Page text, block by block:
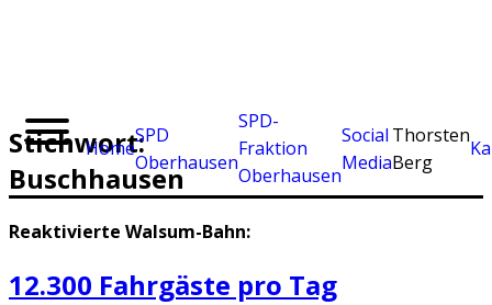
Home
SPD
Oberhausen
SPD-
Fraktion
Oberhausen
Social
Media
Thorsten
Berg
Stichwort:
Buschhausen
Reaktivierte Walsum-Bahn:
12.300 Fahrgäste pro Tag